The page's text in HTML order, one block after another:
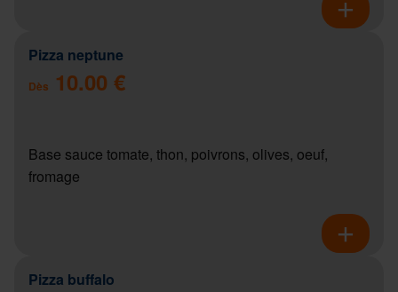
Pizza neptune
Dès 10.00 €
Base sauce tomate, thon, poivrons, olives, oeuf,
fromage
Pizza buffalo